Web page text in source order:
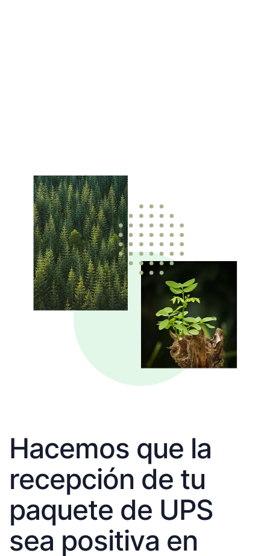
Hacemos que la
recepción de tu
paquete de UPS
sea positiva en